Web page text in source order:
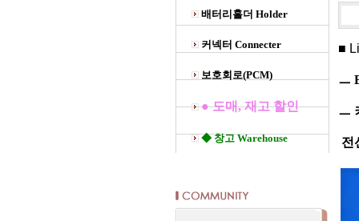
배터리홀더 Holder
커넥터 Connecter
보호회로(PCM)
● 도매, 재고 할인
◆ 창고 Warehouse
■
ㅡ
ㅡ
전